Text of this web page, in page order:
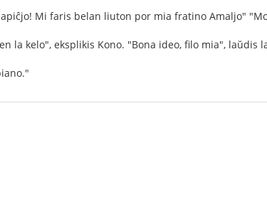
Mi faris belan liuton por mia fratino Amaljo"
la kelo", eksplikis Kono. "Bona ideo, filo mia", laŭdis